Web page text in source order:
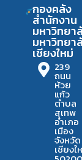
กองคลัง
สำนักงาน
มหาวิทยา
มหาวิทยา
เชียงใหม่
239
ถนน
ห้วย
แก้ว
ตำบล
สุเทพ
อำเภอ
เมือง
จังหวัด
เชียงใ